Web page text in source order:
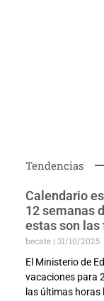
Tendencias
Calendario
12 semanas
estas son las
becate 31/10/2025
El Ministerio de
vacaciones para
las últimas horas